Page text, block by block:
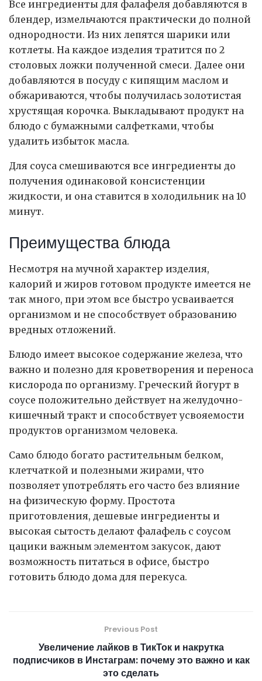
Все ингредиенты для фалафеля добавляются в
блендер, измельчаются практически до полной
однородности. Из них лепятся шарики или
котлеты. На каждое изделия тратится по 2
столовых ложки полученной смеси. Далее они
добавляются в посуду с кипящим маслом и
обжариваются, чтобы получилась золотистая
хрустящая корочка. Выкладывают продукт на
блюдо с бумажными салфетками, чтобы
удалить избыток масла.
Для соуса смешиваются все ингредиенты до
получения одинаковой консистенции
жидкости, и она ставится в холодильник на 10
минут.
Преимущества блюда
Несмотря на мучной характер изделия,
калорий и жиров готовом продукте имеется не
так много, при этом все быстро усваивается
организмом и не способствует образованию
вредных отложений.
Блюдо имеет высокое содержание железа, что
важно и полезно для кроветворения и переноса
кислорода по организму. Греческий йогурт в
соусе положительно действует на желудочно-
кишечный тракт и способствует усвояемости
продуктов организмом человека.
Само блюдо богато растительным белком,
клетчаткой и полезными жирами, что
позволяет употреблять его часто без влияние
на физическую форму. Простота
приготовления, дешевые ингредиенты и
высокая сытость делают фалафель с соусом
цацики важным элементом закусок, дают
возможность питаться в офисе, быстро
готовить блюдо дома для перекуса.
Previous Post
Увеличение лайков в ТикТок и накрутка
подписчиков в Инстаграм: почему это важно и как
это сделать